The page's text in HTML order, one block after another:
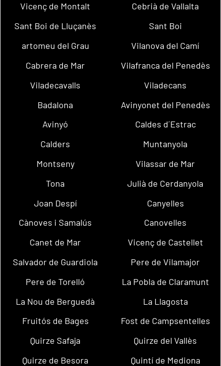
Vicenç de Montalt
Cebrià de Vallalta
Sant Boi de Lluçanès
Sant Boi
artomeu del Grau
Vilanova del Camí
Cabrera de Mar
Vilafranca del Penedès
Viladecavalls
Viladecans
Badalona
Avinyonet del Penedès
Avinyó
Caldes d´Estrac
Calders
Muntanyola
Montseny
Vilassar de Mar
Tona
Julià de Cerdanyola
Joan Despí
Canyelles
Cànoves i Samalús
Canovelles
Canet de Mar
Vicenç de Castellet
Salvador de Guardiola
Pere de Vilamajor
Pere de Torelló
La Pobla de Claramunt
La Nou de Berguedà
La Llagosta
Fruitós de Bages
Fost de Campsentelles
Quirze Safaja
Quirze del Vallès
Quirze de Besora
Quintí de Mediona